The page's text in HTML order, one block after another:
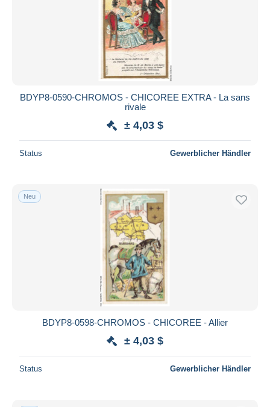
BDYP8-0590-CHROMOS - CHICOREE EXTRA - La sans
rivale
± 4,03 $
Status Gewerblicher Händler
Neu
BDYP8-0598-CHROMOS - CHICOREE - Allier
± 4,03 $
Status Gewerblicher Händler